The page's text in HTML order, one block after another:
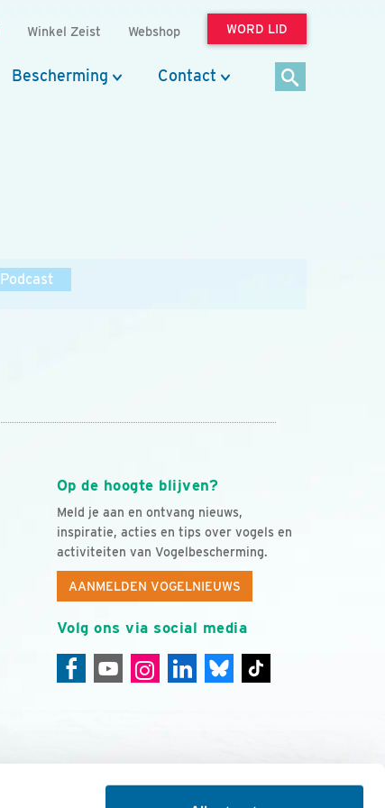
Winkel Zeist Webshop WORD LID
Bescherming Contact
Podcast
Op de hoogte blijven?
Meld je aan en ontvang nieuws,
inspiratie, acties en tips over vogels en
activiteiten van Vogelbescherming.
AANMELDEN VOGELNIEUWS
Volg ons via social media